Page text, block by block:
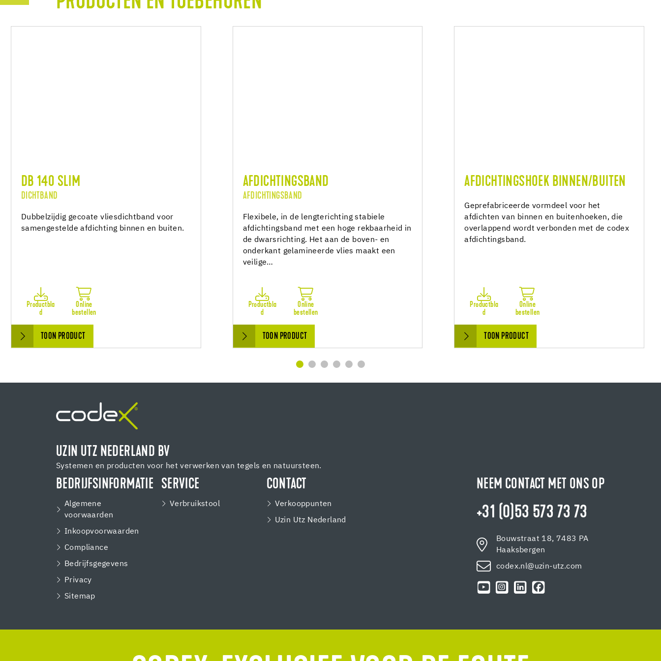
DB 140 SLIM
DICHTBAND
Dubbelzijdig gecoate vliesdichtband voor
samengestelde afdichting binnen en buiten.
Productbla
d
Online
bestellen
TOON PRODUCT
AFDICHTINGSBAND
AFDICHTINGSBAND
Flexibele, in de lengterichting stabiele
afdichtingsband met een hoge rekbaarheid in
de dwarsrichting. Het aan de boven- en
onderkant gelamineerde vlies maakt een
veilige…
Productbla
d
Online
bestellen
TOON PRODUCT
AFDICHTINGSHOEK BINNEN/BUITEN
Geprefabriceerde vormdeel voor het
afdichten van binnen en buitenhoeken, die
overlappend wordt verbonden met de codex
afdichtingsband.
Productbla
d
Online
bestellen
TOON PRODUCT
UZIN UTZ NEDERLAND BV
Systemen en producten voor het verwerken van tegels en natuursteen.
BEDRIJFSINFORMATIE
Algemene
voorwaarden
Inkoopvoorwaarden
Compliance
Bedrijfsgegevens
Privacy
Sitemap
SERVICE
Verbruikstool
CONTACT
Verkooppunten
Uzin Utz Nederland
NEEM CONTACT MET ONS OP
+31 (0)53 573 73 73
Bouwstraat 18, 7483 PA
Haaksbergen
codex.nl@uzin-utz.com